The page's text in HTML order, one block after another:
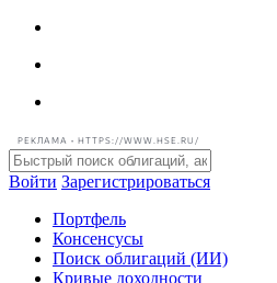
РЕКЛАМА • HTTPS://WWW.HSE.RU/
Войти Зарегистрироваться